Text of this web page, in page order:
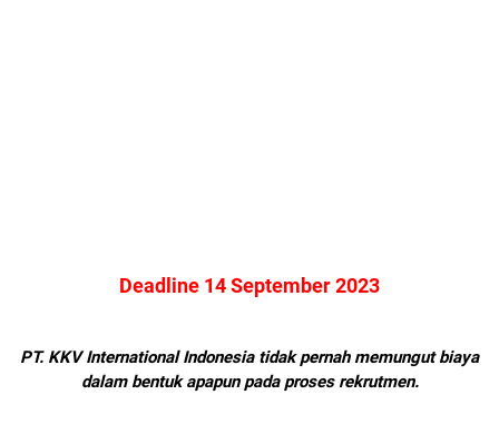
Deadline 14 September 2023
PT. KKV International Indonesia tidak pernah memungut biaya
dalam bentuk apapun pada proses rekrutmen.